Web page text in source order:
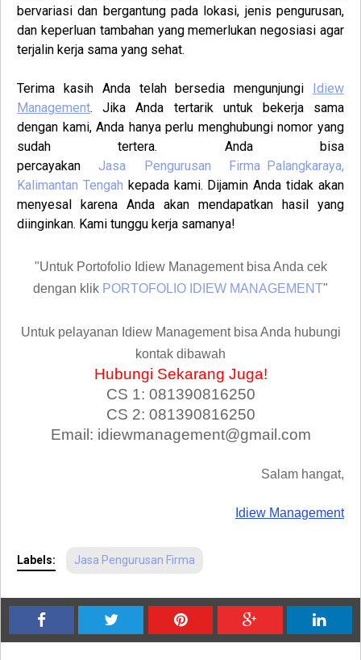
bervariasi dan bergantung pada lokasi, jenis pengurusan,
dan keperluan tambahan yang memerlukan negosiasi agar
terjalin kerja sama yang sehat.
Terima kasih Anda telah bersedia mengunjungi Idiew
Management. Jika Anda tertarik untuk bekerja sama
dengan kami, Anda hanya perlu menghubungi nomor yang
sudah tertera. Anda bisa
percayakanJasa Pengurusan Firma Palangkaraya,
Kalimantan Tengah kepada kami. Dijamin Anda tidak akan
menyesal karena Anda akan mendapatkan hasil yang
diinginkan. Kami tunggu kerja samanya!
"Untuk Portofolio Idiew Management bisa Anda cek
dengan klik PORTOFOLIO IDIEW MANAGEMENT"
Untuk pelayanan Idiew Management bisa Anda hubungi
kontak dibawah
Hubungi Sekarang Juga!
CS 1: 081390816250
CS 2: 081390816250
Email: idiewmanagement@gmail.com
Salam hangat,
Idiew Management
Labels: Jasa Pengurusan Firma